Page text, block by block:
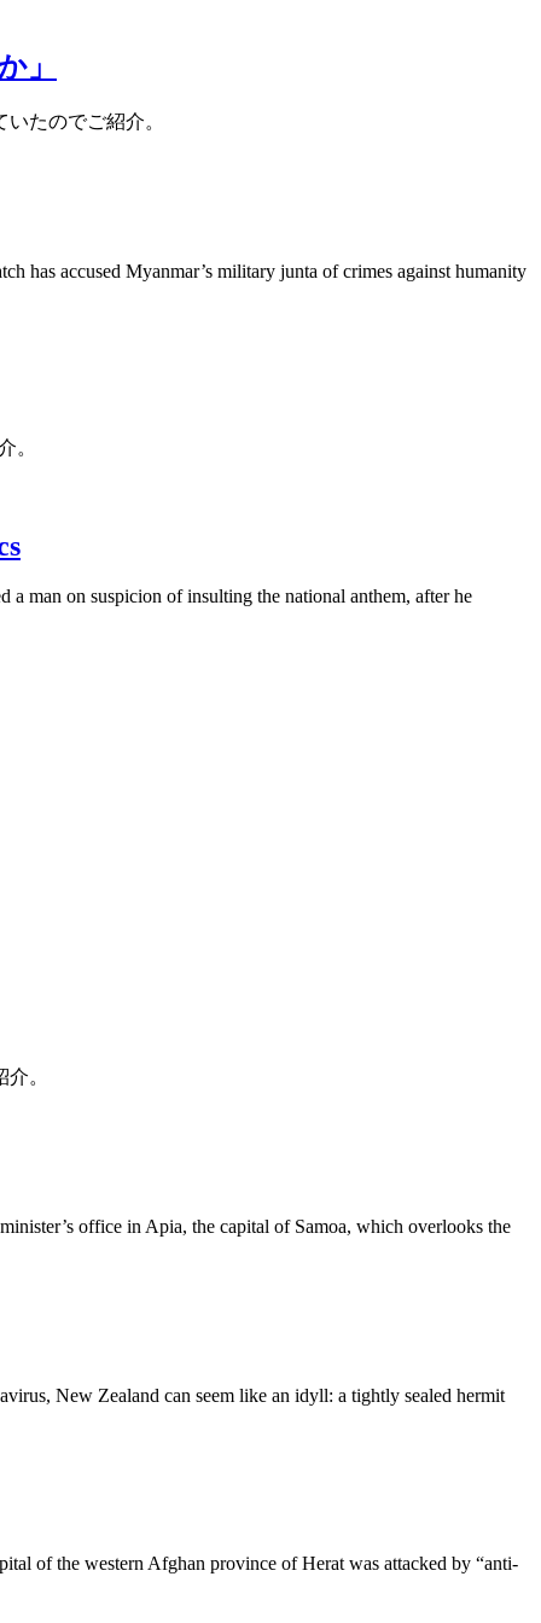
」
たのでご紹介。
has accused Myanmar’s military junta of crimes against humanity
。
man on suspicion of insulting the national anthem, after he
。
office in Apia, the capital of Samoa, which overlooks the
New Zealand can seem like an idyll: a tightly sealed hermit
of the western Afghan province of Herat was attacked by “anti-